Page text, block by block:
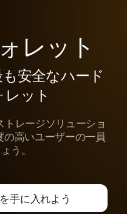
レット
安全なハード
ット
レージソリューショ
高いユーザーの一員
う。
手に入れよう